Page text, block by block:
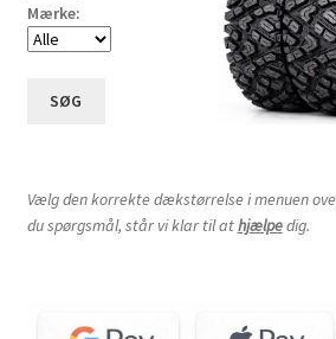
26×8-14″
26×9-14″
26×11-14″
Mærke:
SØG
Vælg den korrekte dækstørrelse i menuen
du spørgsmål, står vi klar til athjælpedig.